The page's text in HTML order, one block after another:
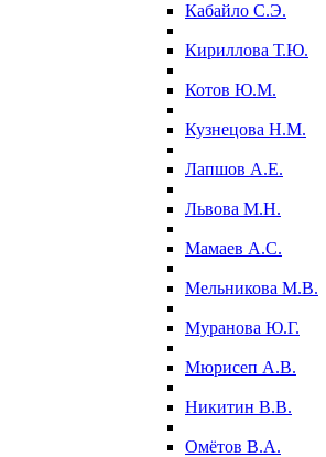
Кабайло С.Э.
Кириллова Т.Ю.
Котов Ю.М.
Кузнецова Н.М.
Лапшов А.Е.
Львова М.Н.
Мамаев А.С.
Мельникова М.В.
Муранова Ю.Г.
Мюрисеп А.В.
Никитин В.В.
Омётов В.А.